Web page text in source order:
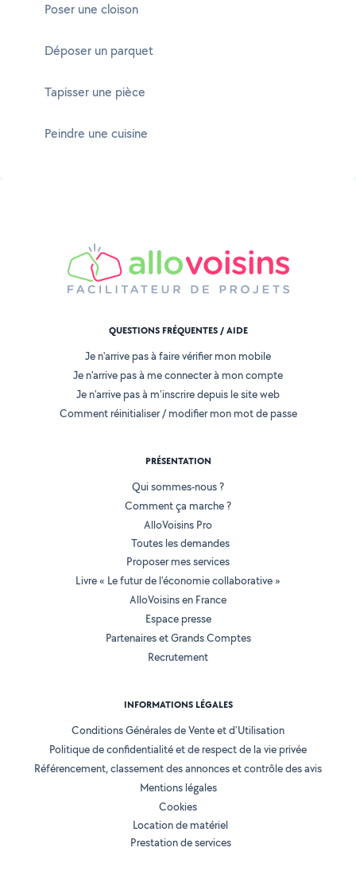
Poser une cloison
Déposer un parquet
Tapisser une pièce
Peindre une cuisine
QUESTIONS FRÉQUENTES / AIDE
Je n'arrive pas à faire vérifier mon mobile
Je n'arrive pas à me connecter à mon compte
Je n'arrive pas à m'inscrire depuis le site web
Comment réinitialiser / modifier mon mot de passe
PRÉSENTATION
Qui sommes-nous ?
Comment ça marche ?
AlloVoisins Pro
Toutes les demandes
Proposer mes services
Livre « Le futur de l'économie collaborative »
AlloVoisins en France
Espace presse
Partenaires et Grands Comptes
Recrutement
INFORMATIONS LÉGALES
Conditions Générales de Vente et d'Utilisation
Politique de confidentialité et de respect de la vie privée
Référencement, classement des annonces et contrôle des avis
Mentions légales
Cookies
Location de matériel
Prestation de services